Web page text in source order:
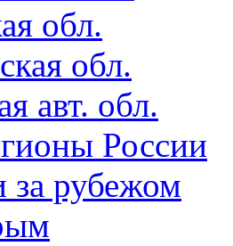
обл.
обл.
авт. обл.
России
за рубежом